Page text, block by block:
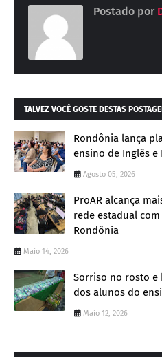
Postado por
TALVEZ VOCÊ GOSTE DESTAS
Rondônia lança
ensino de Inglês
Agosto 05, 2026
ProAR alcança
rede estadual
Rondônia
Maio 14, 2026
Sorriso no rosto e
dos alunos do
Maio 12, 2026